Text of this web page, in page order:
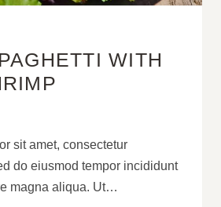
WITH
sit amet, consectetur
do eiusmod tempor incididunt
magna aliqua. Ut…